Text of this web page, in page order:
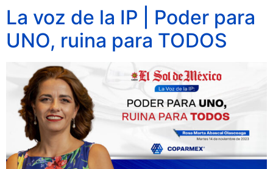
La voz de la IP | Poder para
UNO, ruina para TODOS